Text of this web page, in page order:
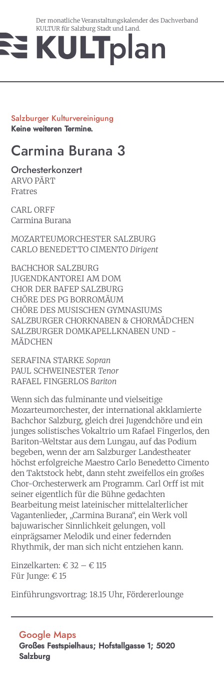
Der monatliche Veranstaltungskalender des Dachverband
KULTUR für Salzburg Stadt und Land.
Salzburger Kulturvereinigung
Keine weiteren Termine.
Carmina Burana 3
Orchesterkonzert
ARVO PÄRT
Fratres
CARL ORFF
Carmina Burana
MOZARTEUMORCHESTER SALZBURG
CARLO BENEDETTO CIMENTO Dirigent
BACHCHOR SALZBURG
JUGENDKANTOREI AM DOM
CHOR DER BAFEP SALZBURG
CHÖRE DES PG BORROMÄUM
CHÖRE DES MUSISCHEN GYMNASIUMS
SALZBURGER CHORKNABEN & CHORMÄDCHEN
SALZBURGER DOMKAPELLKNABEN UND -
MÄDCHEN
SERAFINA STARKESopran
PAUL SCHWEINESTER Tenor
RAFAEL FINGERLOS Bariton
Wenn sich das fulminante und vielseitige
Mozarteumorchester, der international akklamierte
Bachchor Salzburg, gleich drei Jugendchöre und ein
junges solistisches Vokaltrio um Rafael Fingerlos, den
Bariton-Weltstar aus dem Lungau, auf das Podium
begeben, wenn der am Salzburger Landestheater
höchst erfolgreiche Maestro Carlo Benedetto Cimento
den Taktstock hebt, dann steht zweifellos ein großes
Chor-Orchesterwerk am Programm. Carl Orff ist mit
seiner eigentlich für die Bühne gedachten
Bearbeitung meist lateinischer mittelalterlicher
Vagantenlieder, „Carmina Burana“, ein Werk voll
bajuwarischer Sinnlichkeit gelungen, voll
einprägsamer Melodik und einer federnden
Rhythmik, der man sich nicht entziehen kann.
Einzelkarten: € 32 – € 115
Für Junge: € 15
Einführungsvortrag: 18.15 Uhr, Fördererlounge
Google Maps
Großes Festspielhaus; Hofstallgasse 1; 5020
Salzburg